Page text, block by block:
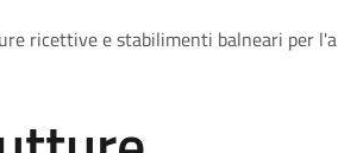
ricettive e stabilimenti balneari per